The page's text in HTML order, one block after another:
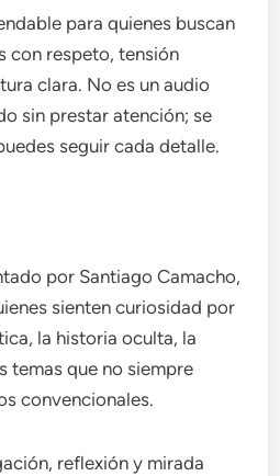
para quienes buscan
con respeto, tensión
clara. No es un audio
sin prestar atención; se
seguir cada detalle.
por Santiago Camacho,
sienten curiosidad por
la historia oculta, la
temas que no siempre
convencionales.
reflexión y mirada